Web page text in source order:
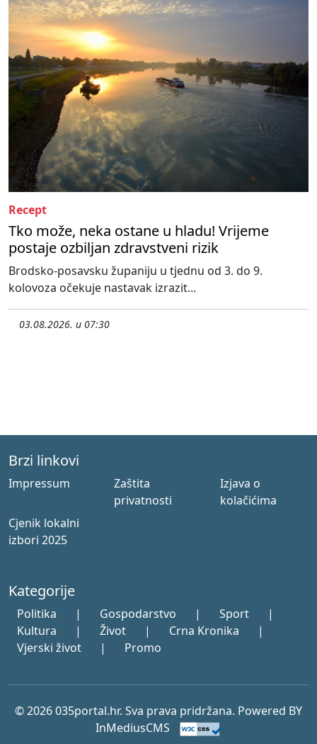
Recept
Tko može, neka ostane u hladu! Vrijeme
postaje ozbiljan zdravstveni rizik
Brodsko-posavsku županiju u tjednu od 3. do 9.
kolovoza očekuje nastavak izrazit...
03.08.2026. u 07:30
Brzi linkovi
Impressum
Zaštita
privatnosti
Izjava o
kolačićima
Cjenik lokalni
izbori 2025
Kategorije
Politika | Gospodarstvo | Sport
|
Kultura
| Život | Crna Kronika
|
Vjerski život
| Promo
© 2026 035portal.hr. Sva prava pridržana. Powered BY
InMediusCMS